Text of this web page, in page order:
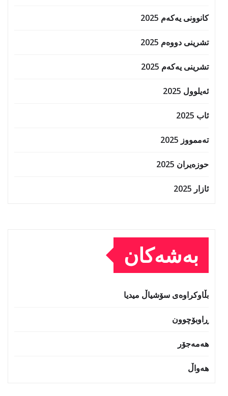
کانوونی یەکەم 2025
تشرینی دووەم 2025
تشرینی یەکەم 2025
ئەیلوول 2025
ئاب 2025
تەممووز 2025
حوزه‌یران 2025
ئازار 2025
بەشەکان
بڵاوکراوەی سۆشیاڵ میدیا
ڕاوبۆچوون
هەمەجۆر
هەواڵ